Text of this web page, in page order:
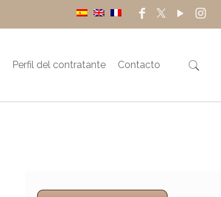
Perfil del contratante Contacto